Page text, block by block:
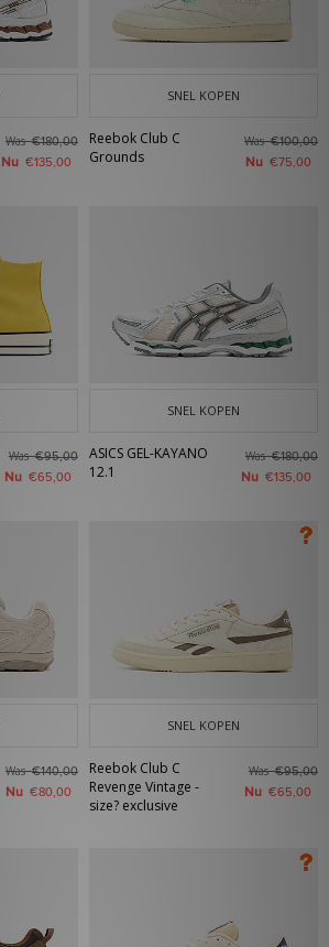
Was€180,00
Nu €135,00
SNEL KOPEN
Reebok Club C
Grounds
Was€100,00
Nu €75,00
Was€95,00
Nu €65,00
SNEL KOPEN
ASICS GEL-KAYANO
12.1
Was€180,00
Nu €135,00
Was€140,00
Nu €80,00
SNEL KOPEN
Reebok Club C
Revenge Vintage -
size? exclusive
Was€95,00
Nu €65,00